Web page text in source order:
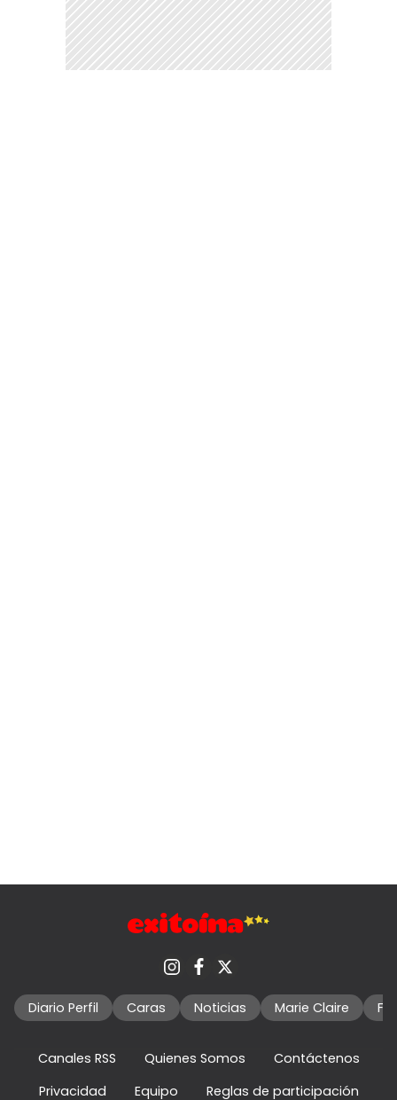
Diario Perfil Caras Noticias Marie Claire
Canales RSS Quienes Somos
Contáctenos
Privacidad
Equipo Reglas de participación